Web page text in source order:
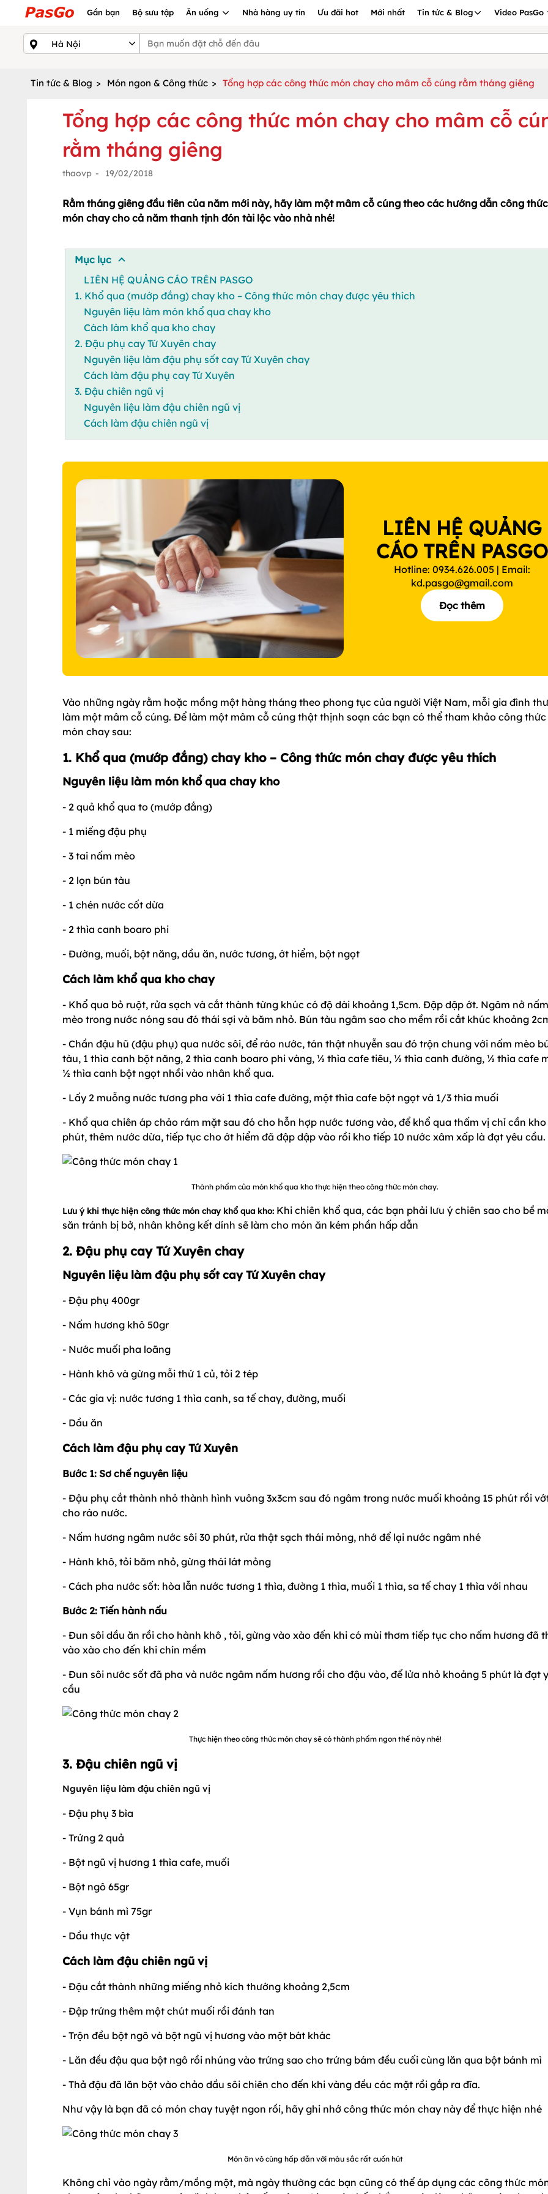
Gần bạn Bộ sưu tập Ăn uống Nhà hàng uy tín Ưu đãi hot Mới nhất Tin tức & Blog Video PasGo
Tin tức & Blog > Món ngon & Công thức > Tổng hợp các công thức món chay cho mâm cỗ cúng rằm tháng giêng
Tổng hợp các công thức món chay cho mâm cỗ
rằm tháng giêng
thaovp - 19/02/2018
Rằm tháng giêng đầu tiên của năm mới này, hãy làm một mâm cỗ cúng theo các hướng dẫn công thức
món chay cho cả năm thanh tịnh đón tài lộc vào nhà nhé!
Mục lục
LIÊN HỆ QUẢNG CÁO TRÊN PASGO
1. Khổ qua (mướp đắng) chay kho – Công thức món chay được yêu thích
Nguyên liệu làm món khổ qua chay kho
Cách làm khổ qua kho chay
2. Đậu phụ cay Tứ Xuyên chay
Nguyên liệu làm đậu phụ sốt cay Tứ Xuyên chay
Cách làm đậu phụ cay Tứ Xuyên
3. Đậu chiên ngũ vị
Nguyên liệu làm đậu chiên ngũ vị
Cách làm đậu chiên ngũ vị
LIÊN HỆ QUẢNG
CÁO TRÊN PASGO
Hotline: 0934.626.005 | Email:
kd.pasgo@gmail.com
Đọc thêm
Vào những ngày rằm hoặc mồng một hàng tháng theo phong tục của người Việt Nam, mỗi gia đình
làm một mâm cỗ cúng. Để làm một mâm cỗ cúng thật thịnh soạn các bạn có thể tham khảo công thức
món chay sau:
1. Khổ qua (mướp đắng) chay kho – Công thức món chay được yêu thích
Nguyên liệu làm món khổ qua chay kho
- 2 quả khổ qua to (mướp đắng)
- 1 miếng đậu phụ
- 3 tai nấm mèo
- 2 lọn bún tàu
- 1 chén nước cốt dừa
- 2 thìa canh boaro phi
- Đường, muối, bột năng, dầu ăn, nước tương, ớt hiểm, bột ngọt
Cách làm khổ qua kho chay
- Khổ qua bỏ ruột, rửa sạch và cắt thành từng khúc có độ dài khoảng 1,5cm. Đập dập ớt. Ngâm nở nấm
mèo trong nước nóng sau đó thái sợi và băm nhỏ. Bún tàu ngâm sao cho mềm rồi cắt khúc khoảng
- Chần đậu hũ (đậu phụ) qua nước sôi, để ráo nước, tán thật nhuyễn sau đó trộn chung với nấm mèo
tàu, 1 thìa canh bột năng, 2 thìa canh boaro phi vàng, ½ thìa cafe tiêu, ½ thìa canh đường, ½ thìa cafe
½ thìa canh bột ngọt nhồi vào nhân khổ qua.
- Lấy 2 muỗng nước tương pha với 1 thìa cafe đường, một thìa cafe bột ngọt và 1/3 thìa muối
- Khổ qua chiên áp chảo rám mặt sau đó cho hỗn hợp nước tương vào, để khổ qua thấm vị chỉ cần kho
phút, thêm nước dừa, tiếp tục cho ớt hiểm đã đập dập vào rồi kho tiếp 10 nước xâm xấp là đạt yêu cầu.
Thành phẩm của món khổ qua kho thực hiện theo công thức món chay.
Lưu ý khi thực hiện công thức món chay khổ qua kho: Khi chiên khổ qua, các bạn phải lưu ý chiên sao cho bề
săn tránh bị bở, nhân không kết dính sẽ làm cho món ăn kém phần hấp dẫn
2. Đậu phụ cay Tứ Xuyên chay
Nguyên liệu làm đậu phụ sốt cay Tứ Xuyên chay
- Đậu phụ 400gr
- Nấm hương khô 50gr
- Nước muối pha loãng
- Hành khô và gừng mỗi thứ 1 củ, tỏi 2 tép
- Các gia vị: nước tương 1 thìa canh, sa tế chay, đường, muối
- Dầu ăn
Cách làm đậu phụ cay Tứ Xuyên
Bước 1: Sơ chế nguyên liệu
- Đậu phụ cắt thành nhỏ thành hình vuông 3x3cm sau đó ngâm trong nước muối khoảng 15 phút rồi
cho ráo nước.
- Nấm hương ngâm nước sôi 30 phút, rửa thật sạch thái mỏng, nhớ để lại nước ngâm nhé
- Hành khô, tỏi băm nhỏ, gừng thái lát mỏng
- Cách pha nước sốt: hòa lẫn nước tương 1 thìa, đường 1 thìa, muối 1 thìa, sa tế chay 1 thìa với nhau
Bước 2: Tiến hành nấu
- Đun sôi dầu ăn rồi cho hành khô , tỏi, gừng vào xào đến khi có mùi thơm tiếp tục cho nấm hương đã
vào xào cho đến khi chín mềm
- Đun sôi nước sốt đã pha và nước ngâm nấm hương rồi cho đậu vào, để lửa nhỏ khoảng 5 phút là đạt
cầu
Thực hiện theo công thức món chay sẽ có thành phẩm ngon thế này nhé!
3. Đậu chiên ngũ vị
Nguyên liệu làm đậu chiên ngũ vị
- Đậu phụ 3 bìa
- Trứng 2 quả
- Bột ngũ vị hương 1 thìa cafe, muối
- Bột ngô 65gr
- Vụn bánh mì 75gr
- Dầu thực vật
Cách làm đậu chiên ngũ vị
- Đậu cắt thành những miếng nhỏ kích thướng khoảng 2,5cm
- Đập trứng thêm một chút muối rồi đánh tan
- Trộn đều bột ngô và bột ngũ vị hương vào một bát khác
- Lăn đều đậu qua bột ngô rồi nhúng vào trứng sao cho trứng bám đều cuối cùng lăn qua bột bánh mì
- Thả đậu đã lăn bột vào chảo dầu sôi chiên cho đến khi vàng đều các mặt rồi gắp ra đĩa.
Như vậy là bạn đã có món chay tuyệt ngon rồi, hãy ghi nhớ công thức món chay này để thực hiện nhé
Món ăn vô cùng hấp dẫn với màu sắc rất cuốn hút
Không chỉ vào ngày rằm/mồng một, mà ngày thường các bạn cũng có thể áp dụng các công thức